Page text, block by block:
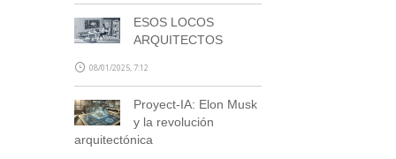
ESOS LOCOS
ARQUITECTOS
08/01/2025, 7:12
Proyect-IA: Elon Musk
y la revolución
arquitectónica